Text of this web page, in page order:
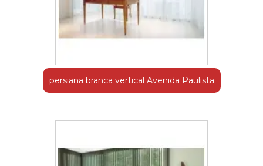
persiana branca vertical Avenida Paulista